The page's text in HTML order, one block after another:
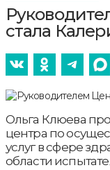
стала
Ольга Клюева
центра по
услуг в сфере
области